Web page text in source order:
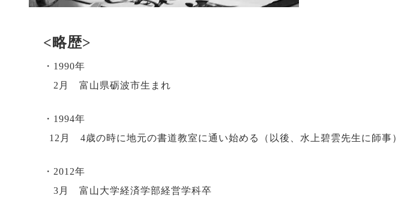
<略歴>
・1990年
2月 富山県砺波市生まれ
・1994年
12月 4歳の時に地元の書道教室に通い始める（以後、水上碧雲先生に師事）
・2012年
3月 富山大学経済学部経営学科卒